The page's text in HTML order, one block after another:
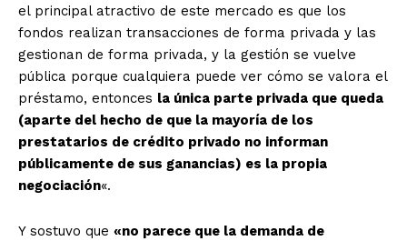
el principal atractivo de este mercado es que los
fondos realizan transacciones de forma privada y las
gestionan de forma privada, y la gestión se vuelve
pública porque cualquiera puede ver cómo se valora el
préstamo, entonces la única parte privada que queda
(aparte del hecho de que la mayoría de los
prestatarios de crédito privado no informan
públicamente de sus ganancias) es la propia
negociación«.
Y sostuvo que «no parece que la demanda de